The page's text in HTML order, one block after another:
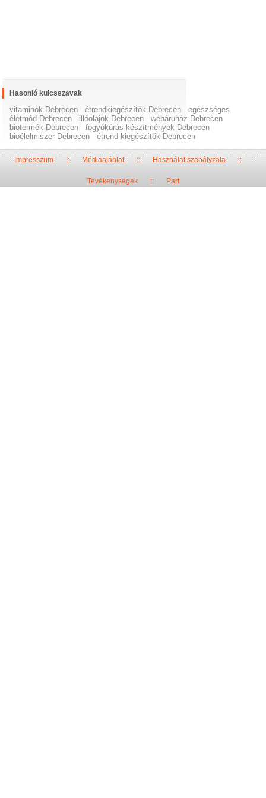
Hasonló kulcsszavak
vitaminok Debrecen étrendkiegészítők Debrecen
egészséges
életmód Debrecen
illóolajok Debrecen
webáruház Debrecen
biotermék Debrecen
fogyókúrás készítmények Debrecen
bioélelmiszer Debrecen
étrend kiegészítők Debrecen
Impresszum::Médiaajánlat::Használat szabályzata::
Tevékenységek:: Part